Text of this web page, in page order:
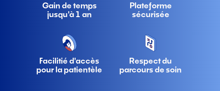
Gain de temps
jusqu'à 1 an
Plateforme
sécurisée
Facilitié d'accès
pour la patientèle
Respect du
parcours de soin